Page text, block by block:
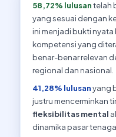
58,72% lulusantelah
yang sesuai dengan
ini menjadi bukti
kompetensi yang
benar-benar relevan
regional dan nasional.
41,28% lulusanyang
justru mencerminkan
fleksibilitas mental
dinamika pasar tenaga